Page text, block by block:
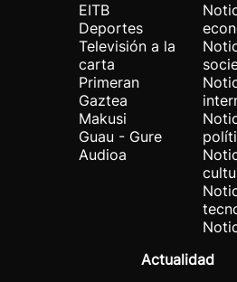
EITB
Deportes
Televisión a la
carta
Primeran
Gaztea
Makusi
Guau - Gure
Audioa
Actualidad